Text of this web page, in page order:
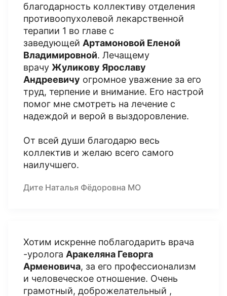
благодарность коллективу отделения
противоопухолевой лекарственной
терапии 1 во главе с
заведующей Артамоновой Еленой
Владимировной. Лечащему
врачу Жуликову Ярославу
Андреевичу огромное уважение за его
труд, терпение и внимание. Его настрой
помог мне смотреть на лечение с
надеждой и верой в выздоровление.
От всей души благодарю весь
коллектив и желаю всего самого
наилучшего.
Дите Наталья Фёдоровна МО
Хотим искренне поблагодарить врача
-уролога Аракеляна Геворга
Арменовича, за его профессионализм
и человеческое отношение. Очень
грамотный, доброжелательный ,